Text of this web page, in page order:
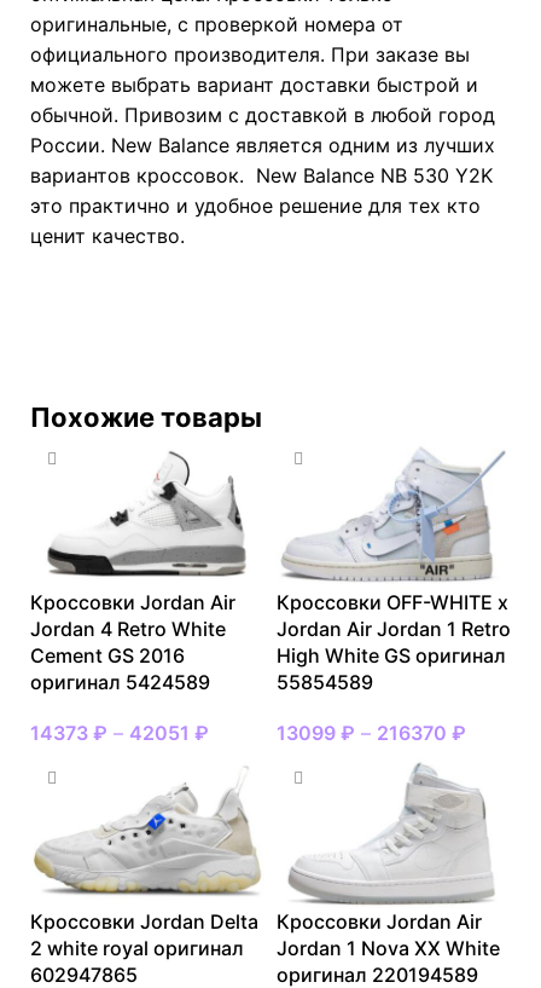
оригинальные, с проверкой номера от
официального производителя. При заказе вы
можете выбрать вариант доставки быстрой и
обычной. Привозим с доставкой в любой город
России. New Balance является одним из лучших
вариантов кроссовок. New Balance NB 530 Y2K
это практично и удобное решение для тех кто
ценит качество.
Похожие товары
Кроссовки Jordan Air
Jordan 4 Retro White
Cement GS 2016
оригинал 5424589
14373 ₽ – 42051 ₽
Кроссовки OFF-WHITE x
Jordan Air Jordan 1 Retro
High White GS оригинал
55854589
13099 ₽ – 216370 ₽
Кроссовки Jordan Delta
2 white royal оригинал
602947865
Кроссовки Jordan Air
Jordan 1 Nova XX White
оригинал 220194589